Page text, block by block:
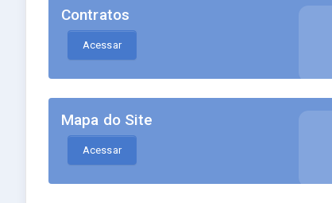
Contratos
Acessar
Mapa do Site
Acessar